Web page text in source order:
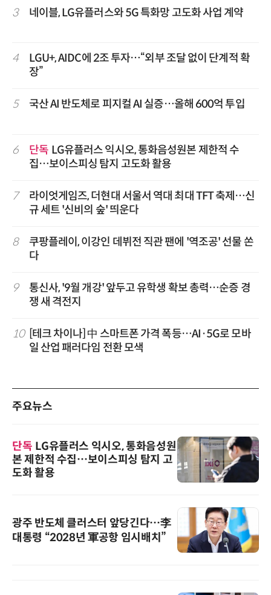
3 네이블, LG유플러스와 5G 특화망 고도화 사업 계약
4
LGU+, AIDC에 2조 투자…“외부 조달 없이 단계적 확
장”
5 국산 AI 반도체로 피지컬 AI 실증…올해 600억 투입
6 단독 LG유플러스 익시오, 통화음성원본 제한적 수
집…보이스피싱 탐지 고도화 활용
7
라이엇게임즈, 더현대 서울서 역대 최대 TFT 축제…신
규 세트 '신비의 숲' 띄운다
8
쿠팡플레이, 이강인 데뷔전 직관 팬에 '역조공' 선물 쏜
다
9
통신사, '9월 개강' 앞두고 유학생 확보 총력…순증 경
쟁 새 격전지
10
[테크 차이나] 中 스마트폰 가격 폭등…AI·5G로 모바
일 산업 패러다임 전환 모색
주요뉴스
단독 LG유플러스 익시오, 통화음성원
본 제한적 수집…보이스피싱 탐지 고
도화 활용
광주 반도체 클러스터 앞당긴다…李
대통령 “2028년 軍공항 임시배치”